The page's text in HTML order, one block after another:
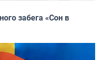
забега «Сон в